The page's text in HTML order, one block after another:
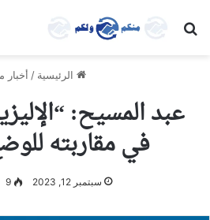
بحث عن
الرئيسية / أخبار
عبد المسيح:
في مقاربته
سبتمبر 12, 2023 9